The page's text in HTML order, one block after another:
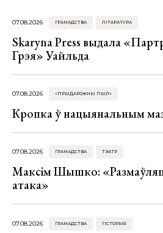
07.08.2026 ГРАМАДСТВА ЛІТАРАТУРА
Skaryna Press выдала
Грэя» Уайльда
07.08.2026 «ПРЫДАРОЖНЫ ПЫЛ»
Кропка ў нацыянальным
07.08.2026 ГРАМАДСТВА ТЭАТР
Максім Шышко:
атака»
07.08.2026 ГРАМАДСТВА ГІСТОРЫЯ